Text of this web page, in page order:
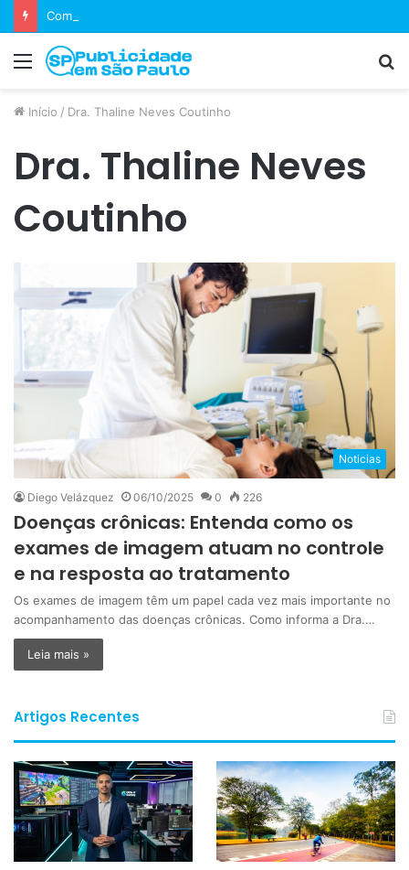
Menu
Início / Dra. Thaline Neves Coutinho
Dra. Thaline Neves
Coutinho
Noticias
Diego Velázquez 06/10/2025 0 226
Doenças crônicas: Entenda como os
exames de imagem atuam no controle
e na resposta ao tratamento
Os exames de imagem têm um papel cada vez mais importante no
acompanhamento das doenças crônicas. Como informa a Dra.…
Leia mais »
Artigos Recentes